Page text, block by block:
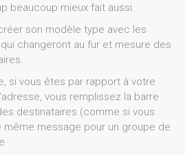
beaucoup mieux fait aussi.
son modèle type avec les
changeront au fur et mesure des
si vous êtes par rapport à votre
vous remplissez la barre
destinataires (comme si vous
même message pour un groupe de